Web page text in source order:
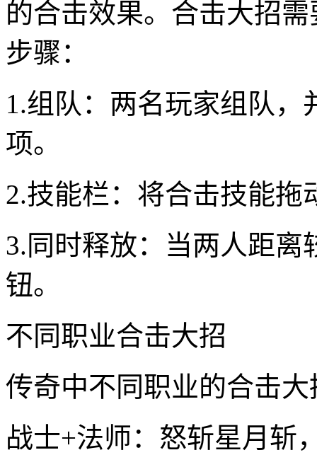
的合击效果。合击大招
步骤：
1.组队：两名玩家组队
项。
2.技能栏：将合击技能拖
3.同时释放：当两人距
钮。
不同职业合击大招
传奇中不同职业的合击
战士+法师：怒斩星月斩